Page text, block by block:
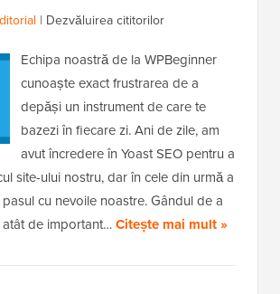
| Dezvăluirea cititorilor
Echipa noastră de la WPBeginner
cunoaște exact frustrarea de a
depăși un instrument de care te
bazezi în fiecare zi. Ani de zile, am
avut încredere în Yoast SEO pentru a
site-ului nostru, dar în cele din urmă a
cu nevoile noastre. Gândul de a
de important…Citește mai mult »